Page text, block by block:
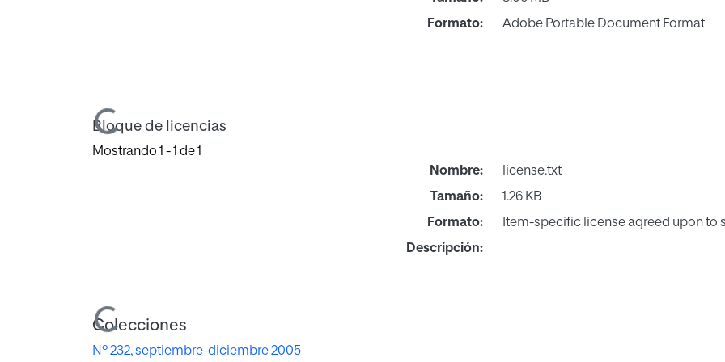
Cargando...
Formato:
Adobe Portable Document Format
Bloque de licencias
Mostrando 1 - 1 de 1
Cargando...
Nombre:
license.txt
Tamaño:
1.26 KB
Formato:
Item-specific license agreed upon to
Descripción:
Colecciones
Nº 232, septiembre-diciembre 2005